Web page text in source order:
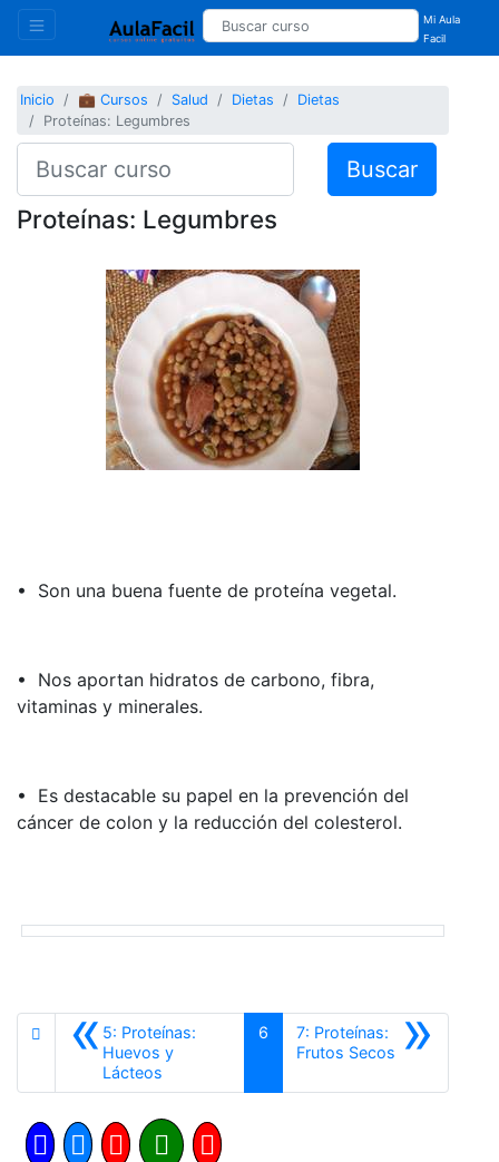
Mi Aula
Facil
Inicio 💼 Cursos Salud Dietas
Dietas
Proteínas: Legumbres
Buscar
Proteínas: Legumbres
• Son una buena fuente de proteína vegetal.
• Nos aportan hidratos de carbono, fibra,
vitaminas y minerales.
• Es destacable su papel en la prevención del
cáncer de colon y la reducción del colesterol.
«5: Proteínas:
Huevos y
Lácteos
6 »
7: Proteínas:
Frutos Secos Siguiente